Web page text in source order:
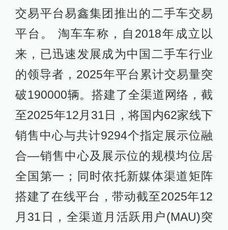
交易平台易鑫集团推出的二手车交易
平台。 淘车车称，自2018年成立以
来，已迅速发展成为中国二手车行业
的领导者，2025年平台累计交易量突
破190000辆。搭建了全渠道网络，截
至2025年12月31日，将国内62家线下
销售中心与共计9294个指定展示位融
合—销售中心及展示位的规模均位居
全国第一；同时依托新媒体渠道矩阵
搭建了在线平台，带动截至2025年12
月31日，全渠道月活跃用户(MAU)突